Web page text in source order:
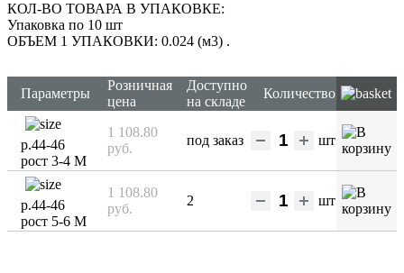
КОЛ-ВО ТОВАРА В УПАКОВКЕ:
Упаковка по 10 шт
ОБЪЕМ 1 УПАКОВКИ: 0.024 (м3) .
Параметры
Розничная
цена
Доступно
на складе
Количество
р.44-46
рост 3-4 М
1 108.80
руб.
под заказ шт
р.44-46
рост 5-6 М
1 108.80
руб.
2 шт